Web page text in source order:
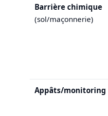
Barrière chimique
(sol/maçonnerie)
Appâts/monitoring